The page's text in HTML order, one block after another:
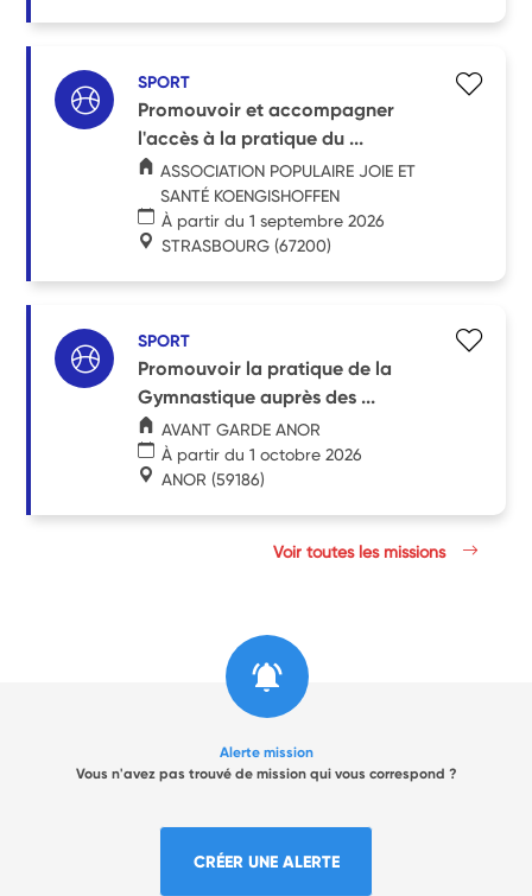
SPORT
Promouvoir et accompagner
l'accès à la pratique du ...
ASSOCIATION POPULAIRE JOIE ET
SANTÉ KOENGISHOFFEN
À partir du 1 septembre 2026
STRASBOURG (67200)
SPORT
Promouvoir la pratique de la
Gymnastique auprès des ...
AVANT GARDE ANOR
À partir du 1 octobre 2026
ANOR (59186)
Voir toutes les missions
Alerte mission
Vous n'avez pas trouvé de mission qui vous correspond ?
CRÉER UNE ALERTE